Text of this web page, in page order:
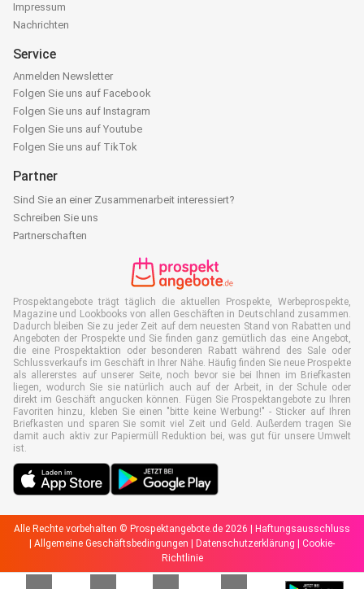
Impressum
Nachrichten
Service
Anmelden Newsletter
Folgen Sie uns auf Facebook
Folgen Sie uns auf Instagram
Folgen Sie uns auf Youtube
Folgen Sie uns auf TikTok
Partner
Sind Sie an einer Zusammenarbeit interessiert?
Schreiben Sie uns
Partnerschaften
Prospektangebote trägt täglich die aktuellen Prospekte, Werbeprospekte,
Magazine und Lookbooks von allen Geschäften in Deutschland zusammen.
Dadurch bleiben Sie zu jeder Zeit auf dem neuesten Stand von Rabatten und
Angeboten der Prospekte und Sie finden ganz gemütlich das eine Angebot,
die eine Prospektaktion oder besonderen Rabatt während des Sale oder
Schlussverkaufs im Geschäft in Ihrer Nähe. Häufig finden Sie neue Prospekte
als allererstes auf unserer Seite, noch bevor sie bei Ihnen im Briefkasten
liegen, wodurch Sie sie natürlich auch auf der Arbeit, in der Schule oder
direkt im Geschäft angucken können. Fügen Sie Prospektangebote zu Ihren
Favoriten hinzu, kleben Sie einen "bitte keine Werbung!" - Sticker auf Ihren
Briefkasten und sparen Sie somit viel Zeit und Geld. Außerdem tragen Sie
damit auch aktiv zur Papiermüll Reduktion bei, was gut für unsere Umwelt
ist.
Alle Rechte vorbehalten © Prospektangebote.de 2026 |
Haftungsausschluss
Allgemeine Geschäftsbedingungen Datenschutzerklärung
Cookie-
Richtlinie